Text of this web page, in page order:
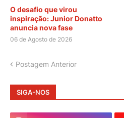
O desafio que virou
inspiração: Junior Donatto
anuncia nova fase
06 de Agosto de 2026
Postagem Anterior
SIGA-NOS